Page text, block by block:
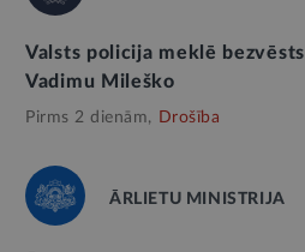
Valsts policija meklē
Vadimu Mileško
Pirms 2 dienām, Drošība
ĀRLIETU MINISTRIJA